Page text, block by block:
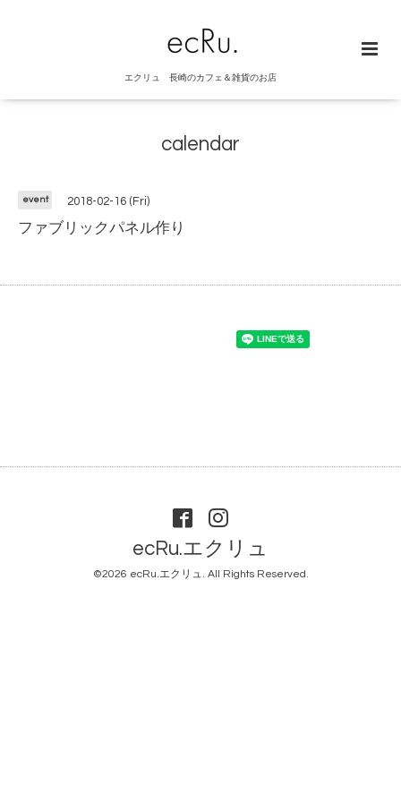
エクリュ 長崎のカフェ＆雑貨のお店
calendar
event 2018-02-16 (Fri)
ファブリックパネル作り
ecRu.エクリュ
©2026 ecRu.エクリュ. All Rights Reserved.